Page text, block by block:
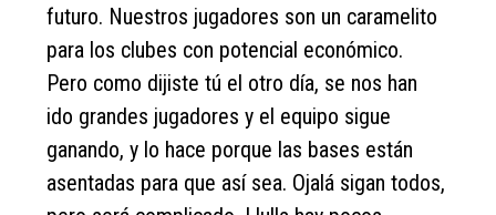
futuro. Nuestros jugadores son un caramelito
para los clubes con potencial económico.
Pero como dijiste tú el otro día, se nos han
ido grandes jugadores y el equipo sigue
ganando, y lo hace porque las bases están
asentadas para que así sea. Ojalá sigan todos,